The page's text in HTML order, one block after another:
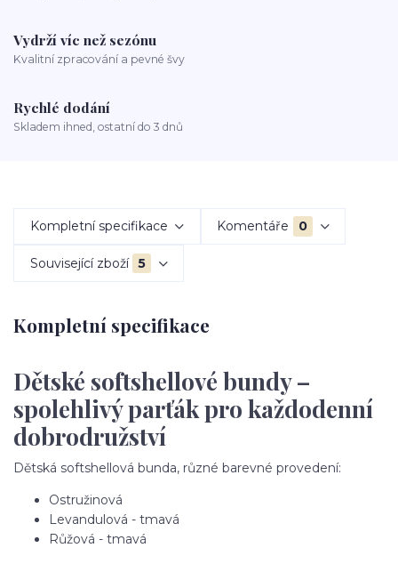
Vydrží víc než sezónu
Kvalitní zpracování a pevné švy
Rychlé dodání
Skladem ihned, ostatní do 3 dnů
Kompletní specifikace Komentáře 0
Související zboží 5
Kompletní specifikace
Dětské softshellové bundy –
spolehlivý parťák pro každodenní
dobrodružství
Dětská softshellová bunda, různé barevné provedení:
Ostružinová
Levandulová - tmavá
Růžová - tmavá